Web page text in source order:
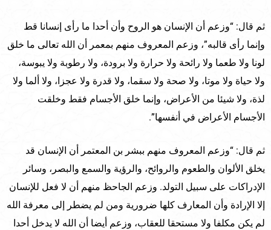
ثم قال: “وزعم أن الإنسان هو الروح وأن أحدا ما رأى إنسانا قط
وإنما رأى قالبه”، وزعم المعروف منهم بمعمر أن الله تعالى ما خلق
لونا ولا طعما ولا رائحة ولا حرارة ولا برودة، ولا رطوبة ولا يبوسة،
ولا حياة ولا موتا، ولا صحة ولا سقما، ولا قدرة ولا عجزا، ولا ألما ولا
لذة، ولا شيئا من الأعراض، وإنما خلق الأجسام فقط وخلقت
الأجسام الأعراض في أنفسها”.
ثم قال: “وزعم المعروف منهم ببشر بن المعتمر أن الإنسان قد
يخلق الألوان والطعوم والروائح، والرؤية والسمع والبصر، وسائر
الإدراكات على سبيل التولد. وزعم الجاحظ منهم أن لا فعل للإنسان
إلا الإرادة وأن المعارف كلها ضرورية ومن لم يضطر إلى معرفة الله
لم يكن مكلفا ولا مستحقا للعقاب، وزعم أيضا أن الله لا يدخل أحدا